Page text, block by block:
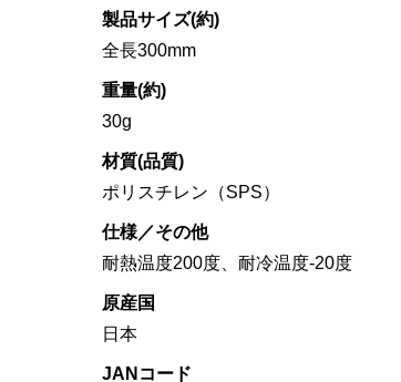
製品サイズ(約)
全長300mm
重量(約)
30g
材質(品質)
ポリスチレン（SPS）
仕様／その他
耐熱温度200度、耐冷温度-20度
原産国
日本
JANコード